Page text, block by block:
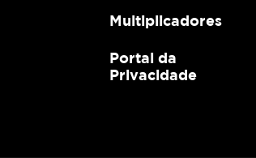
Multiplicadores
Portal da
Privacidade